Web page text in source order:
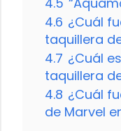
4.6 ¿Cuál
taquillera
4.7 ¿Cuál
taquillera
4.8 ¿Cuál
de Marvel